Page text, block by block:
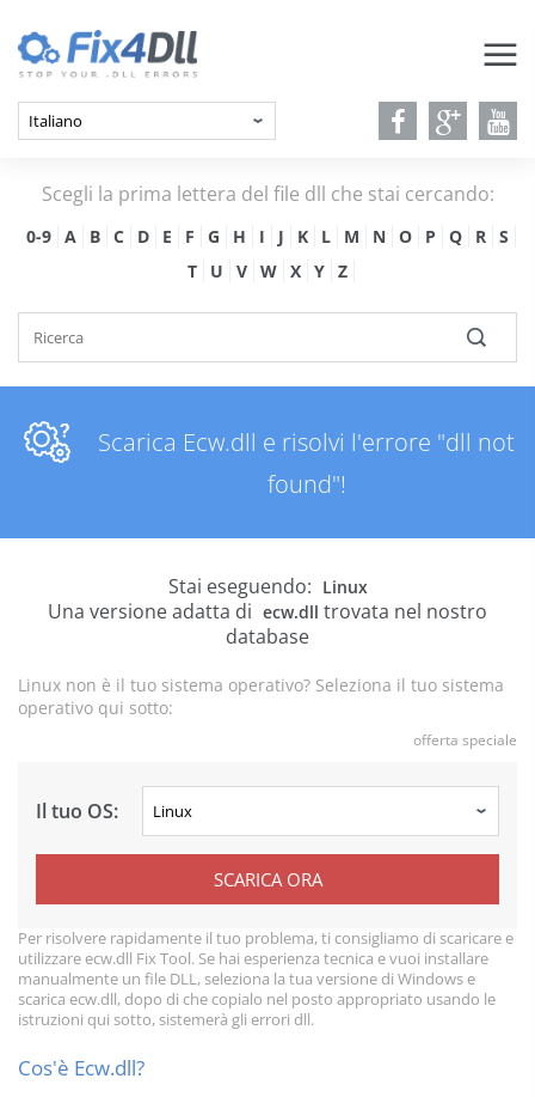
Scegli la prima lettera del file dll che stai cercando:
0-9 A B C D E F G H I J K L M N O P Q R
S
T
U V W X Y Z
Scarica Ecw.dll e risolvi l'errore "dll not
found"!
Stai eseguendo: Linux
Una versione adatta di ecw.dll trovata nel nostro
database
Linux non è il tuo sistema operativo? Seleziona il tuo sistema
operativo qui sotto:
offerta speciale
Il tuo OS:
SCARICA ORA
Per risolvere rapidamente il tuo problema, ti consigliamo di scaricare e
utilizzare ecw.dll Fix Tool. Se hai esperienza tecnica e vuoi installare
manualmente un file DLL, seleziona la tua versione di Windows e
scarica ecw.dll, dopo di che copialo nel posto appropriato usando le
istruzioni qui sotto, sistemerà gli errori dll.
Cos'è Ecw.dll?